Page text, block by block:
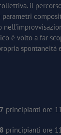
il
parametri
è volto a far
spontaneità
principianti ore
principianti ore